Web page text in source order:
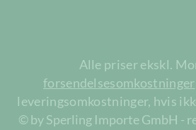
Alle priser ekskl.
forsendelsesomkostninger
leveringsomkostninger, hvis
© by Sperling Importe GmbH -